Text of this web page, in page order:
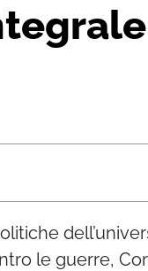
le guerre,